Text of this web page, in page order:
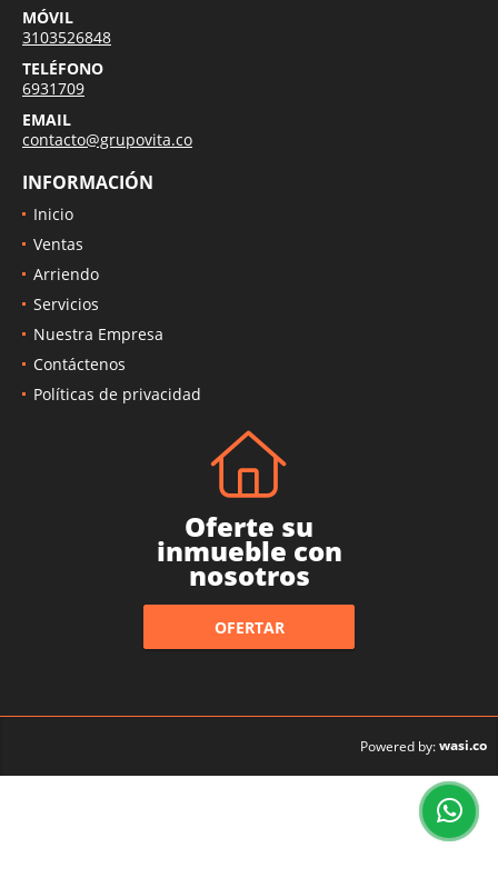
MÓVIL
3103526848
TELÉFONO
6931709
EMAIL
contacto@grupovita.co
INFORMACIÓN
Inicio
Ventas
Arriendo
Servicios
Nuestra Empresa
Contáctenos
Políticas de privacidad
Oferte su
inmueble con
nosotros
OFERTAR
Powered by:wasi.co